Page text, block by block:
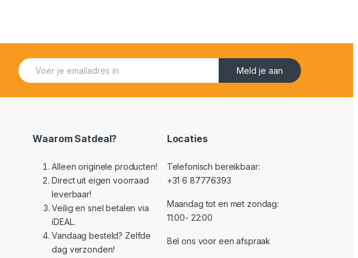
E
m
i
Meld je aan
Waarom Satdeal?
Alleen originele producten!
Direct uit eigen voorraad
leverbaar!
Veilig en snel betalen via
iDEAL.
Vandaag besteld? Zelfde
dag verzonden!
Locaties
Telefonisch bereikbaar:
+31 6 87776393
Maandag tot en met zondag:
11:00- 22:00
Bel ons voor een afspraak